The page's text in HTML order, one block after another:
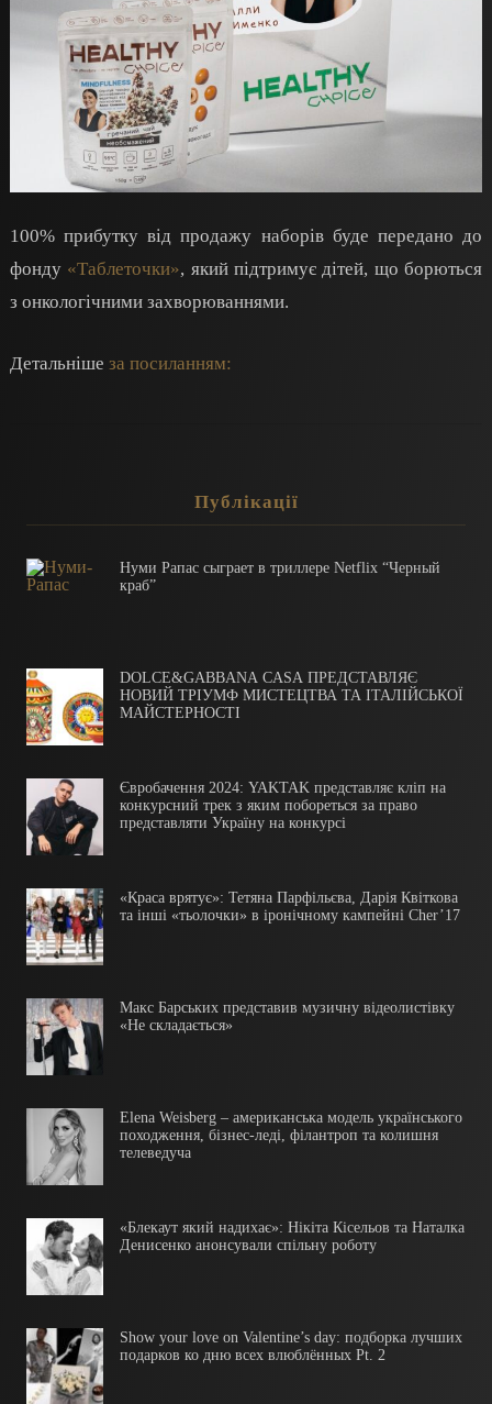
100% прибутку від продажу наборів буде передано до
фонду «Таблеточки», який підтримує дітей, що борються
з онкологічними захворюваннями.
Детальніше за посиланням:
Публікації
Нуми Рапас сыграет в триллере Netflix “Черный
краб”
DOLCE&GABBANA CASA ПРЕДСТАВЛЯЄ
НОВИЙ ТРІУМФ МИСТЕЦТВА ТА ІТАЛІЙСЬКОЇ
МАЙСТЕРНОСТІ
Євробачення 2024: YAKTAK представляє кліп на
конкурсний трек з яким побореться за право
представляти Україну на конкурсі
«Краса врятує»: Тетяна Парфільєва, Дарія Квіткова
та інші «тьолочки» в іронічному кампейні Cher’17
Макс Барських представив музичну відеолистівку
«Не складається»
Elena Weisberg – американська модель українського
походження, бізнес-леді, філантроп та колишня
телеведуча
«Блекаут який надихає»: Нікіта Кісельов та Наталка
Денисенко анонсували спільну роботу
Show your love on Valentine’s day: подборка лучших
подарков ко дню всех влюблённых Pt. 2